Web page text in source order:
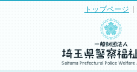
トップページ